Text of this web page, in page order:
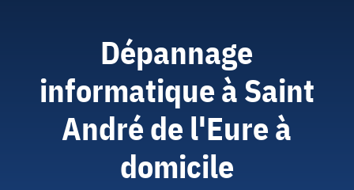
Dépannage
informatique à Saint
André de l'Eure à
domicile